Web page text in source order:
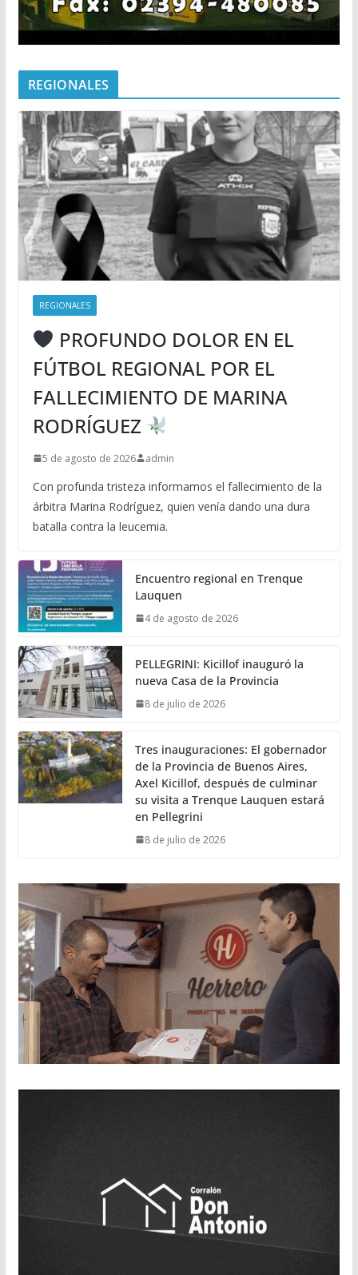
REGIONALES
REGIONALES
PROFUNDO DOLOR EN EL
FÚTBOL REGIONAL POR EL
FALLECIMIENTO DE MARINA
RODRÍGUEZ
5 de agosto de 2026 admin
Con profunda tristeza informamos el fallecimiento de la
árbitra Marina Rodríguez, quien venía dando una dura
batalla contra la leucemia.
Encuentro regional en Trenque
Lauquen
4 de agosto de 2026
PELLEGRINI: Kicillof inauguró la
nueva Casa de la Provincia
8 de julio de 2026
Tres inauguraciones: El gobernador
de la Provincia de Buenos Aires,
Axel Kicillof, después de culminar
su visita a Trenque Lauquen estará
en Pellegrini
8 de julio de 2026